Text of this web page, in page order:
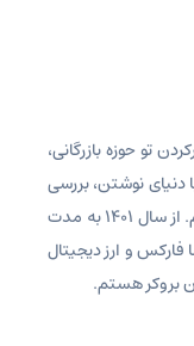
و کارکردن تو حوزه بازرگانی،
دنیای نوشتن، بررسی
و جستجو آدم خوشحال‌تر و کارآمدتری هستم. از سال 1401 به مدت
و ارز دیجیتال
بروکر هستم.